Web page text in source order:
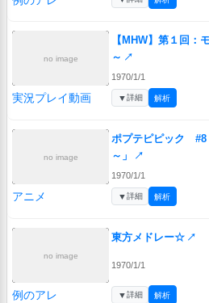
no image
【MHW】第１回：
～ ↗
1970/1/1
実況プレイ動画 ▼詳細 解析
no image
ポプテピピック #8
～」
↗
1970/1/1
アニメ ▼詳細 解析
no image
東方メドレー☆ ↗
1970/1/1
例のアレ ▼詳細 解析